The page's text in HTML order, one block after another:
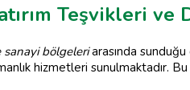
Teşvikleri ve
sanayi bölgeleriarasında sunduğu
hizmetleri sunulmaktadır.